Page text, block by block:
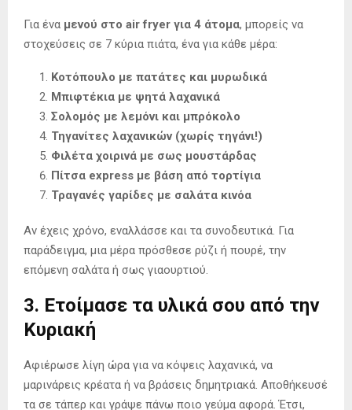
Για ένα μενού στο air fryer για 4 άτομα, μπορείς να
στοχεύσεις σε 7 κύρια πιάτα, ένα για κάθε μέρα:
Κοτόπουλο με πατάτες και μυρωδικά
Μπιφτέκια με ψητά λαχανικά
Σολoμός με λεμόνι και μπρόκολο
Τηγανίτες λαχανικών (χωρίς τηγάνι!)
Φιλέτα χοιρινά με σως μουστάρδας
Πίτσα express με βάση από τορτίγια
Τραγανές γαρίδες με σαλάτα κινόα
Αν έχεις χρόνο, εναλλάσσε και τα συνοδευτικά. Για
παράδειγμα, μια μέρα πρόσθεσε ρύζι ή πουρέ, την
επόμενη σαλάτα ή σως γιαουρτιού.
3. Ετοίμασε τα υλικά σου από την
Κυριακή
Αφιέρωσε λίγη ώρα για να κόψεις λαχανικά, να
μαρινάρεις κρέατα ή να βράσεις δημητριακά. Αποθήκευσέ
τα σε τάπερ και γράψε πάνω ποιο γεύμα αφορά. Έτσι,